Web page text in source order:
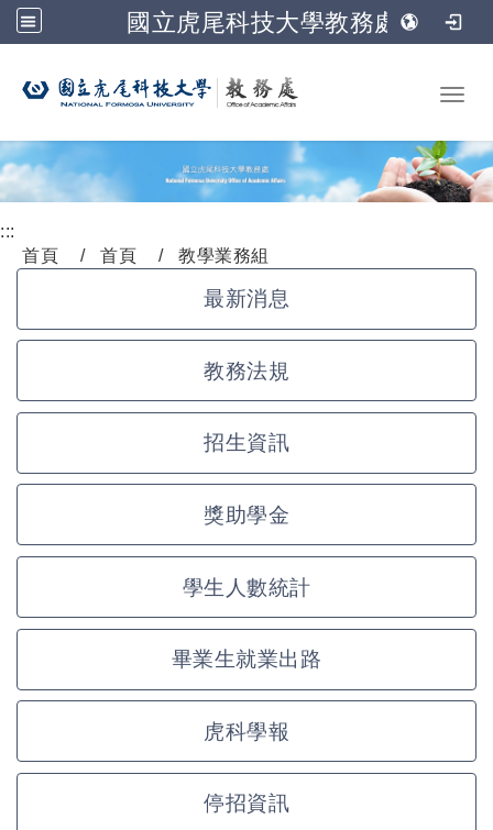
國立虎尾科技大學教務處
跳到主要內容
:::
首頁
首頁 教學業務組
最新消息
教務法規
招生資訊
獎助學金
學生人數統計
畢業生就業出路
虎科學報
停招資訊